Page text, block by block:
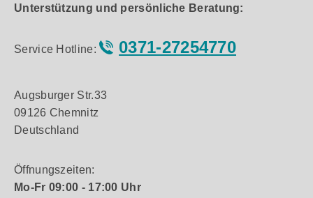
Unterstützung und persönliche Beratung:
Service Hotline: 0371-27254770
Augsburger Str.33
09126 Chemnitz
Deutschland
Öffnungszeiten:
Mo-Fr 09:00 - 17:00 Uhr